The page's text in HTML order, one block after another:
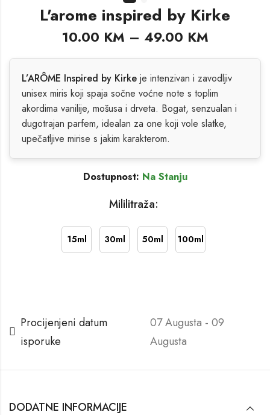
L'arome inspired by Kirke
10.00 KM – 49.00 KM
L’ARÔME Inspired by Kirke je intenzivan i zavodljiv
unisex miris koji spaja sočne voćne note s toplim
akordima vanilije, mošusa i drveta. Bogat, senzualan i
dugotrajan parfem, idealan za one koji vole slatke,
upečatljive mirise s jakim karakterom.
Dostupnost: Na Stanju
Mililitraža:
15ml 30ml 50ml 100ml
Procijenjeni datum
isporuke
07 Augusta - 09
Augusta
DODATNE INFORMACIJE